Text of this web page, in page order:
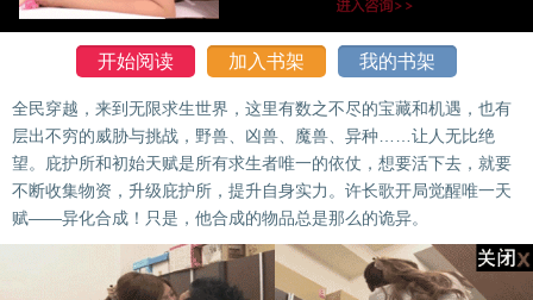
开始阅读 加入书架 我的书架
全民穿越，来到无限求生世界，这里有数之不尽的宝藏和机遇，也有
层出不穷的威胁与挑战，野兽、凶兽、魔兽、异种……让人无比绝
望。庇护所和初始天赋是所有求生者唯一的依仗，想要活下去，就要
不断收集物资，升级庇护所，提升自身实力。许长歌开局觉醒唯一天
赋——异化合成！只是，他合成的物品总是那么的诡异。